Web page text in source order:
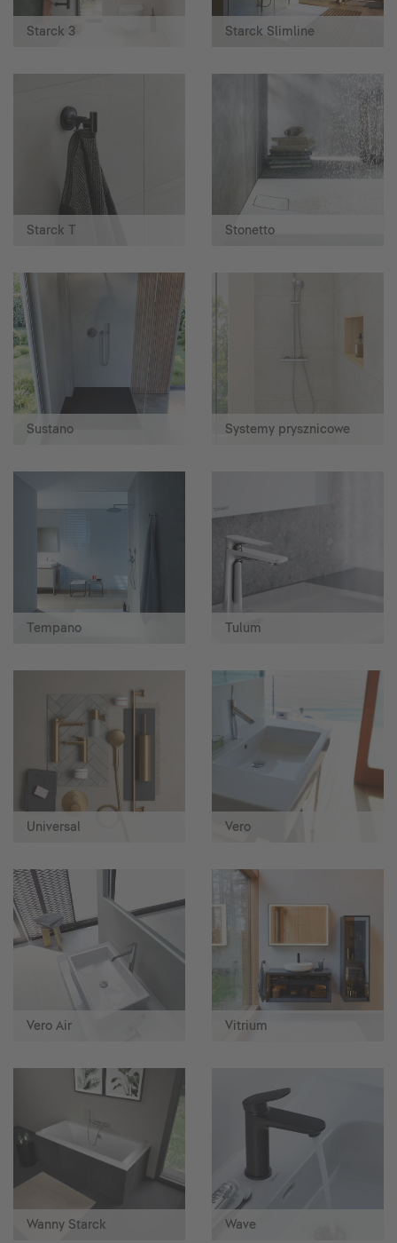
Starck 3 Starck Slimline
Starck T Stonetto
Sustano Systemy prysznicowe
Tempano Tulum
Universal Vero
Vero Air Vitrium
Wanny Starck Wave